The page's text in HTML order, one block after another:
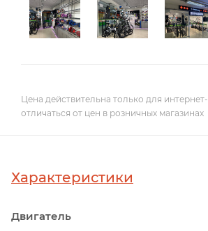
Цена действительна только для
отличаться от цен в розничных магазинах
Характеристики
Двигатель